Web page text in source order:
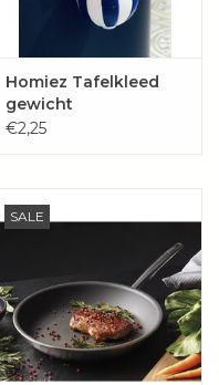
Homiez Tafelkleed
gewicht
€2,25
SALE